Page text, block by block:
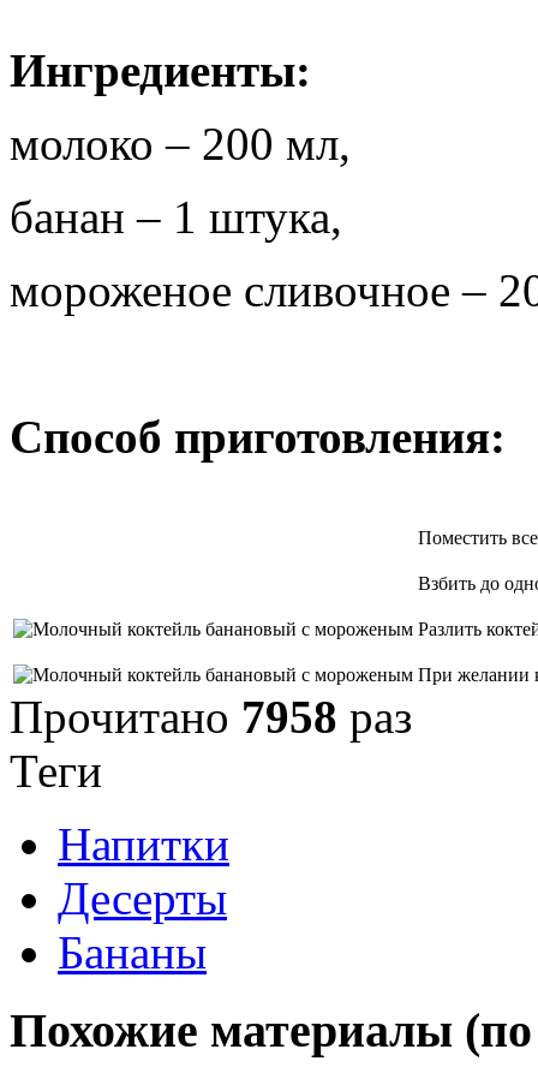
Ингредиенты:
молоко – 200 мл,
банан – 1 штука,
мороженое сливочное –
Способ приготовления:
Поместить
Взбить до
Разлить
При желании
Прочитано 7958 раз
Теги
Напитки
Десерты
Бананы
Похожие материалы (по